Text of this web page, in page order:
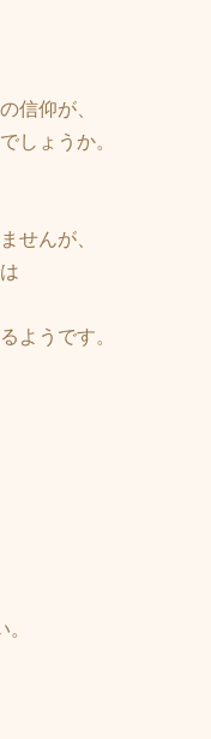
信仰が、
しょうか。
せんが、
ようです。